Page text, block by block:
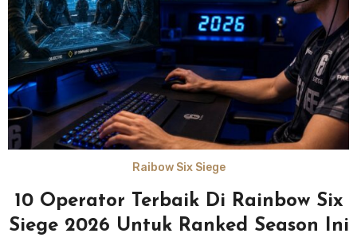
Raibow Six Siege
10 Operator Terbaik Di Rainbow Six
Siege 2026 Untuk Ranked Season Ini